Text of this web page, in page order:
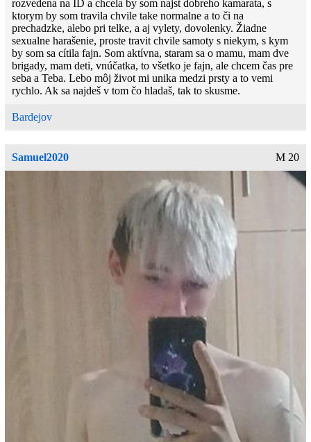
rozvedena na ID a chcela by som najst dobreho kamarata, s
ktorym by som travila chvile take normalne a to či na
prechadzke, alebo pri telke, a aj vylety, dovolenky. Žiadne
sexualne harašenie, proste travit chvile samoty s niekym, s kym
by som sa cítila fajn. Som aktívna, staram sa o mamu, mam dve
brigady, mam deti, vnúčatka, to všetko je fajn, ale chcem čas pre
seba a Teba. Lebo môj život mi unika medzi prsty a to vemi
rychlo. Ak sa najdeš v tom čo hladaš, tak to skusme.
Bardejov
Samuel2020 M 20